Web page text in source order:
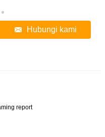
Hubungi kami
report